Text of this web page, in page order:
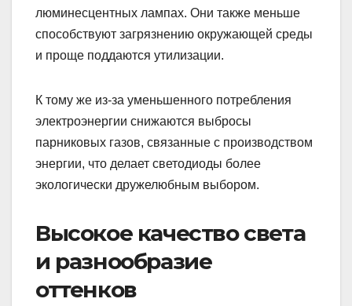
люминесцентных лампах. Они также меньше
способствуют загрязнению окружающей среды
и проще поддаются утилизации.
К тому же из-за уменьшенного потребления
электроэнергии снижаются выбросы
парниковых газов, связанные с производством
энергии, что делает светодиоды более
экологически дружелюбным выбором.
Высокое качество света
и разнообразие
оттенков